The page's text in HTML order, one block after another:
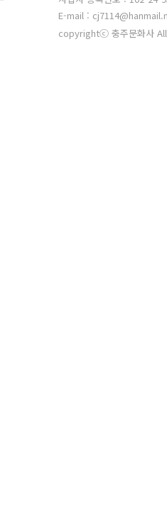
E-mail :
copyrightⓒ 충주문화사